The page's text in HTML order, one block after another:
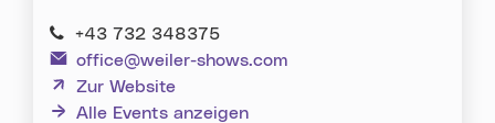
+43 732 348375
office@weiler-shows.com
Zur Website
(neues Fenster)
Alle Events anzeigen